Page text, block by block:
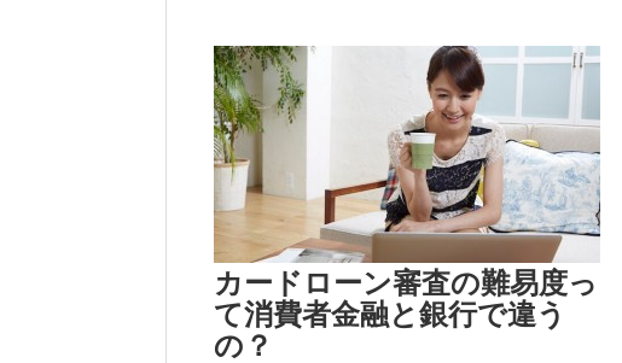
カードローン審査の難易度っ
て消費者金融と銀行で違う
の？